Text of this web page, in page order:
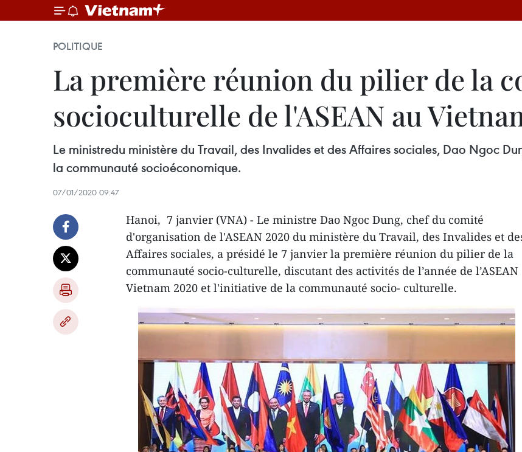
POLITIQUE
La première réunion du pilier de la
socioculturelle de l'ASEAN au
Le ministredu ministère du Travail, des Invalides et des Affaires sociales, Dao Ngoc
la communauté socioéconomique.
07/01/2020 09:47
Hanoi, 7 janvier (VNA) - Le ministre Dao Ngoc Dung, chef du comité
d'organisation de l'ASEAN 2020 du ministère du Travail, des Invalides et
Affaires sociales, a présidé le 7 janvier la première réunion du pilier de la
communauté socio-culturelle, discutant des activités de l’année de l’ASEAN
Vietnam 2020 et l'initiative de la communauté socio- culturelle.